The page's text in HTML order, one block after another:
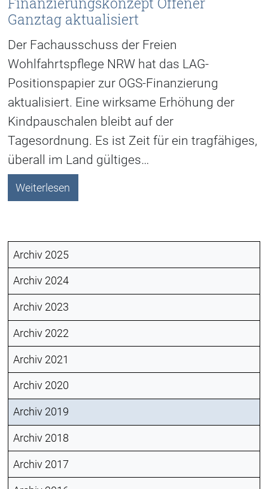
Ganztag aktualisiert
Der Fachausschuss der Freien
Wohlfahrtspflege NRW hat das LAG-
Positionspapier zur OGS-Finanzierung
aktualisiert. Eine wirksame Erhöhung der
Kindpauschalen bleibt auf der
Tagesordnung. Es ist Zeit für ein tragfähiges,
überall im Land gültiges…
Weiterlesen
Archiv 2025
Archiv 2024
Archiv 2023
Archiv 2022
Archiv 2021
Archiv 2020
Archiv 2019
Archiv 2018
Archiv 2017